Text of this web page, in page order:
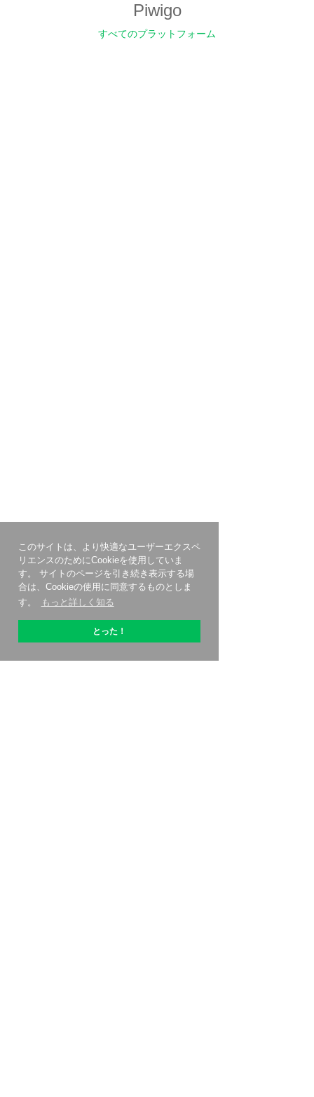
このサイトは、より快適なユーザーエクスペ
リエンスのためにCookieを使用していま
す。 サイトのページを引き続き表示する場
合は、Cookieの使用に同意するものとしま
す。
もっと詳しく知る
とった！
Piwigo
すべてのプラットフォーム